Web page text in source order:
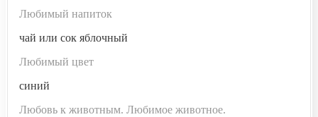
Любимый напиток
чай или сок яблочный
Любимый цвет
синий
Любовь к животным. Любимое животное.